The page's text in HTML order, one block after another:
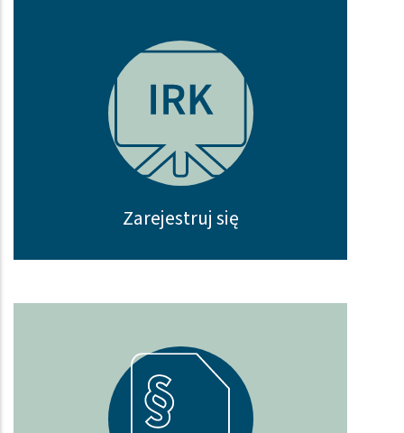
Zarejestruj się